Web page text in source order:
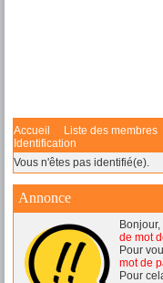
Accueil Liste des membres
Identification
Vous n'êtes pas identifié(e).
Annonce
Bonjour,
de mot
Pour
mot de
Pour